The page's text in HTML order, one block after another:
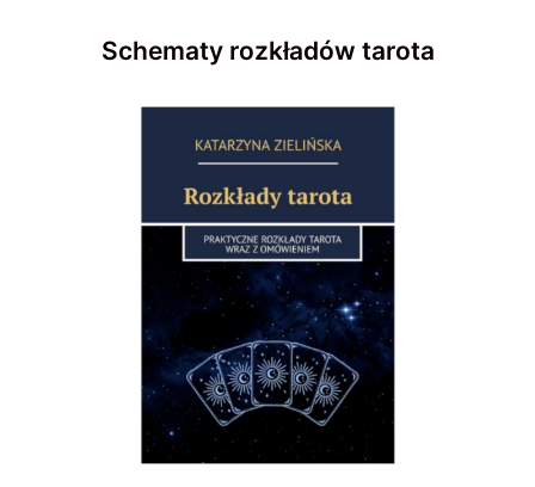
Schematy rozkładów tarota